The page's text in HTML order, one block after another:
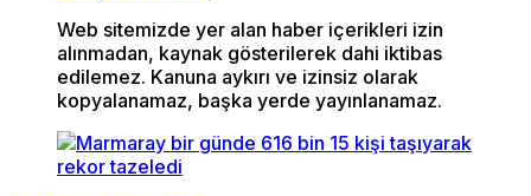
Web sitemizde yer alan haber içerikleri izin
alınmadan, kaynak gösterilerek dahi iktibas
edilemez. Kanuna aykırı ve izinsiz olarak
kopyalanamaz, başka yerde yayınlanamaz.